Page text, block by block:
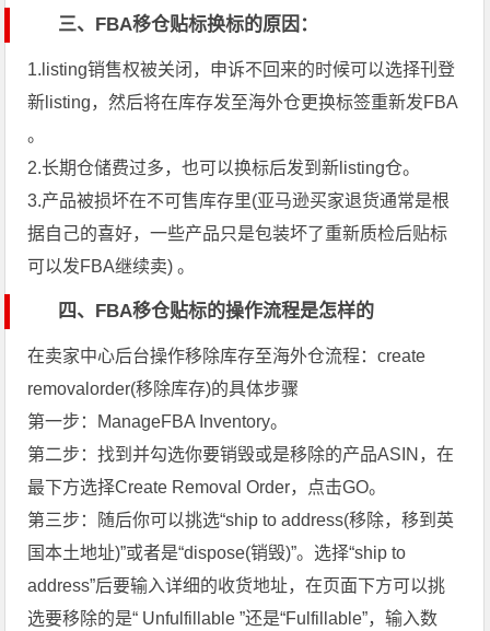
三、FBA移仓贴标换标的原因：
1.listing销售权被关闭，申诉不回来的时候可以选择刊登
新listing，然后将在库存发至海外仓更换标签重新发FBA
。
2.长期仓储费过多，也可以换标后发到新listing仓。
3.产品被损坏在不可售库存里(亚马逊买家退货通常是根
据自己的喜好，一些产品只是包装坏了重新质检后贴标
可以发FBA继续卖) 。
四、FBA移仓贴标的操作流程是怎样的
在卖家中心后台操作移除库存至海外仓流程：create
removalorder(移除库存)的具体步骤
第一步：ManageFBA Inventory。
第二步：找到并勾选你要销毁或是移除的产品ASIN，在
最下方选择Create Removal Order，点击GO。
第三步：随后你可以挑选“ship to address(移除，移到英
国本土地址)”或者是“dispose(销毁)”。选择“ship to
address”后要输入详细的收货地址，在页面下方可以挑
选要移除的是“ Unfulfillable ”还是“Fulfillable”，输入数